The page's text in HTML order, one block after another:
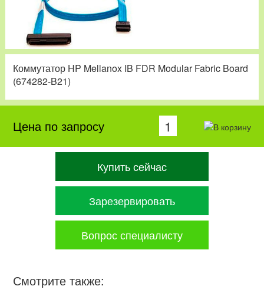
Коммутатор HP Mellanox IB FDR Modular Fabric Board
(674282-B21)
Цена по запросу
Купить сейчас
Зарезервировать
Вопрос специалисту
Смотрите также: